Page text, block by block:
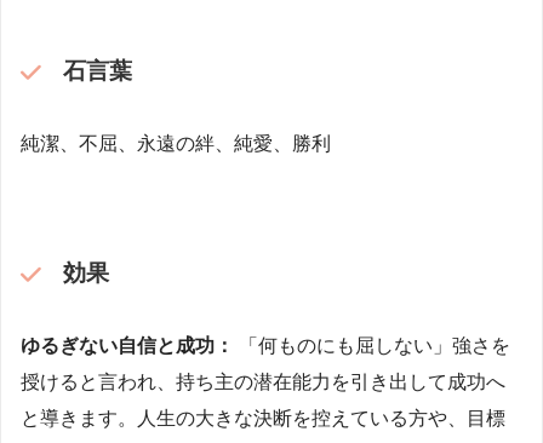
石言葉
純潔、不屈、永遠の絆、純愛、勝利
効果
ゆるぎない自信と成功：
「何ものにも屈しない」強さを
授けると言われ、持ち主の潜在能力を引き出して成功へ
と導きます。人生の大きな決断を控えている方や、目標